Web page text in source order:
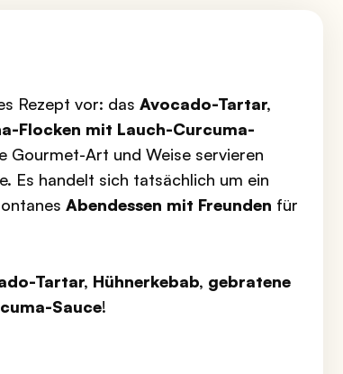
Rezept vor: dasAvocado-Tartar,
Flocken mit Lauch-Curcuma-
Gourmet-Art und Weise servieren
Es handelt sich tatsächlich um ein
Abendessen mit Freunden für
Tartar, Hühnerkebab, gebratene
Sauce!